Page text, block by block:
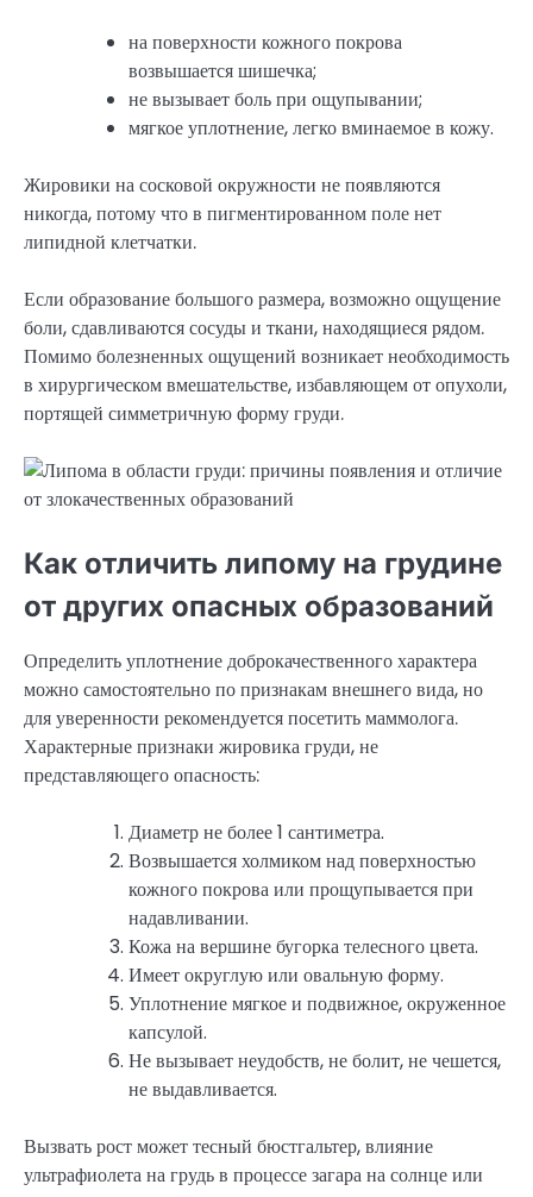
на поверхности кожного покрова
возвышается шишечка;
не вызывает боль при ощупывании;
мягкое уплотнение, легко вминаемое в кожу.
Жировики на сосковой окружности не появляются
никогда, потому что в пигментированном поле нет
липидной клетчатки.
Если образование большого размера, возможно ощущение
боли, сдавливаются сосуды и ткани, находящиеся рядом.
Помимо болезненных ощущений возникает необходимость
в хирургическом вмешательстве, избавляющем от опухоли,
портящей симметричную форму груди.
Как отличить липому на грудине
от других опасных образований
Определить уплотнение доброкачественного характера
можно самостоятельно по признакам внешнего вида, но
для уверенности рекомендуется посетить маммолога.
Характерные признаки жировика груди, не
представляющего опасность:
Диаметр не более 1 сантиметра.
Возвышается холмиком над поверхностью
кожного покрова или прощупывается при
надавливании.
Кожа на вершине бугорка телесного цвета.
Имеет округлую или овальную форму.
Уплотнение мягкое и подвижное, окруженное
капсулой.
Не вызывает неудобств, не болит, не чешется,
не выдавливается.
Вызвать рост может тесный бюстгальтер, влияние
ультрафиолета на грудь в процессе загара на солнце или